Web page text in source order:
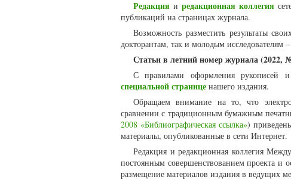
Редакция иредакционная коллегия
публикаций на страницах журнала.
Возможность разместить результаты
докторантам, так и молодым исследователям
Статьи в летний номер журнала (2022,
С правилами оформления рукописей
специальной странице нашего издания.
Обращаем внимание на то, что
сравнении с традиционным бумажным
2008 «Библиографическая ссылка»)
материалы, опубликованные в сети Интернет.
Редакция и редакционная коллегия
постоянным совершенствованием проекта и
размещение материалов издания в ведущих